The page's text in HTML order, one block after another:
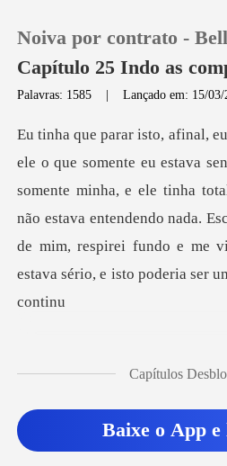
Loja
Noiva por contrato -
Capítulo 25 Indo as
Palavras: 1585 |Lançado em: 15/03/
somente minha, e ele tinha
não estava entendendo nada.
de
Capítulos
Baixe o App e